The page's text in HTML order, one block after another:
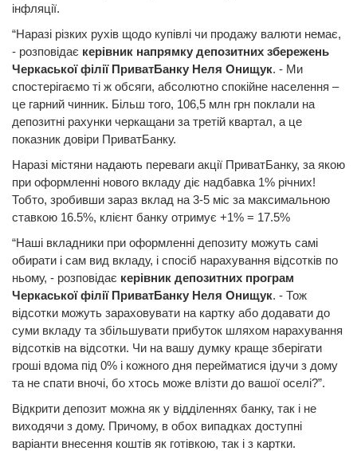
інфляції.
“Наразі різких рухів щодо купівлі чи продажу валюти немає,
- розповідає керівник напрямку депозитних збережень
Черкаської філії ПриватБанку Неля Онищук. - Ми
спостерігаємо ті ж обсяги, абсолютно спокійне населення –
це гарний чинник. Більш того, 106,5 млн грн поклали на
депозитні рахунки черкащани за третій квартал, а це
показник довіри ПриватБанку.
Наразі містяни надають переваги акції ПриватБанку, за якою
при оформленні нового вкладу діє надбавка 1% рiчних!
Тобто, зробивши зараз вклад на 3-5 міс за максимальною
ставкою 16.5%, клієнт банку отримує +1% = 17.5%
“Наші вкладники при оформленні депозиту можуть самі
обирати і сам вид вкладу, і спосіб нарахування відсотків по
ньому, - розповідає керівник депозитних програм
Черкаської філії ПриватБанку Неля Онищук. - Тож
відсотки можуть зараховувати на картку або додавати до
суми вкладу та збільшувати прибуток шляхом нарахування
відсотків на відсотки. Чи на вашу думку краще зберігати
гроші вдома під 0% і кожного дня перейматися ідучи з дому
та не спати вночі, бо хтось може влізти до вашої оселі?”.
Відкрити депозит можна як у відділеннях банку, так і не
виходячи з дому. Причому, в обох випадках доступні
варіанти внесення коштів як готівкою, так і з картки.